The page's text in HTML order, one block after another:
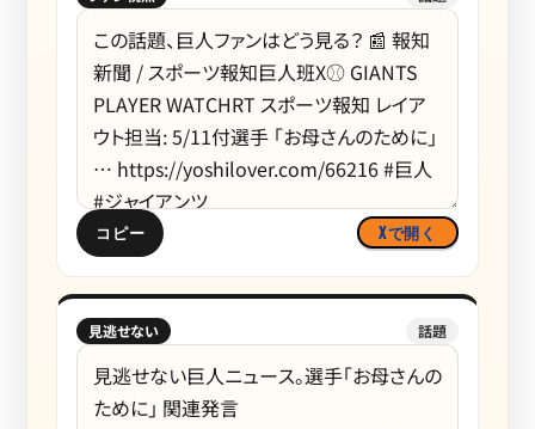
コピー Xで開く
見逃せない 話題